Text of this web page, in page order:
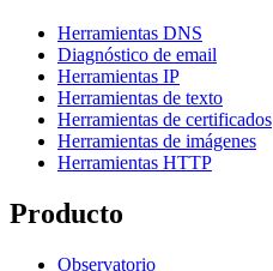
Herramientas DNS
Diagnóstico de email
Herramientas IP
Herramientas de texto
Herramientas de certificados
Herramientas de imágenes
Herramientas HTTP
Producto
Observatorio